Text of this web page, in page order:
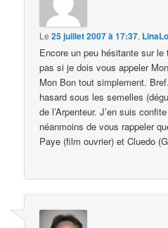
Le25 juillet 2007 à 17:37,
Encore un peu hésitante sur
pas si je dois vous appeler
Mon Bon tout simplement.
hasard sous les semelles
de l’Arpenteur. J’en suis
néanmoins de vous rappeler
Paye (film ouvrier) et Cluedo